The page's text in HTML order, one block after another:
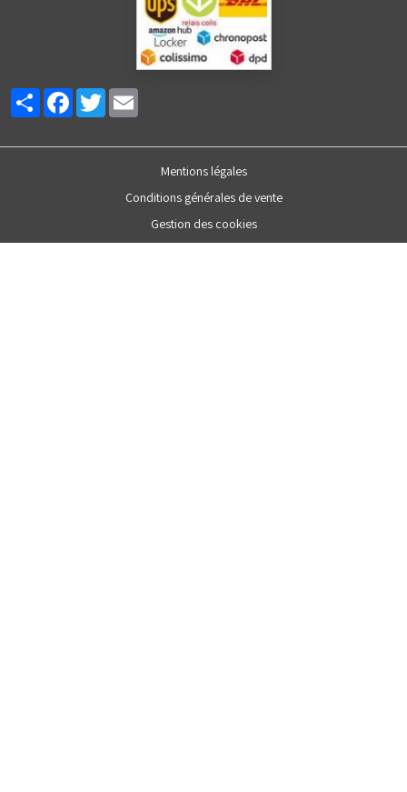
PartagerFacebookTwitter
Mentions légales
Conditions générales de vente
Gestion des cookies